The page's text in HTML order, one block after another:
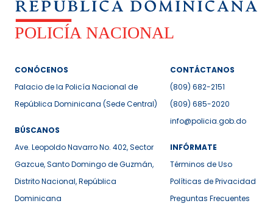
CONÓCENOS
Palacio de la Policía Nacional de
República Dominicana (Sede Central)
BÚSCANOS
Ave. Leopoldo Navarro No. 402, Sector
Gazcue, Santo Domingo de Guzmán,
Distrito Nacional, República
Dominicana
CONTÁCTANOS
(809) 682-2151
(809) 685-2020
info@policia.gob.do
INFÓRMATE
Términos de Uso
Políticas de Privacidad
Preguntas Frecuentes